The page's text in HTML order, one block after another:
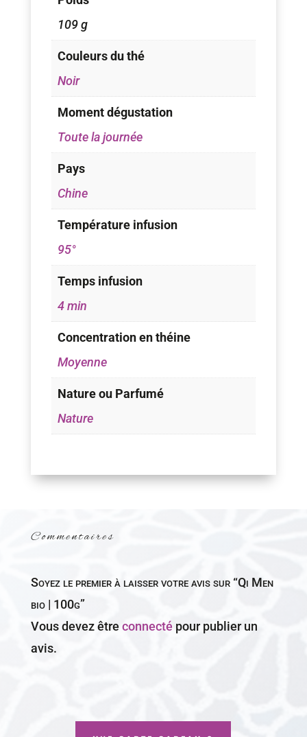
109 g
Couleurs du thé
Noir
Moment dégustation
Toute la journée
Pays
Chine
Température infusion
95°
Temps infusion
4 min
Concentration en théine
Moyenne
Nature ou Parfumé
Nature
Commentaires
Soyez le premier à laisser votre avis sur “Qi Men
bio | 100g”
Vous devez êtreconnecté pour publier un
avis.